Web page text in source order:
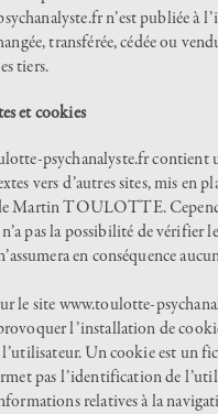
n’est publiée à
transférée, cédée ou
tiers.
et cookies
psychanalyste.fr contient
vers d’autres sites, mis en
Martin TOULOTTE.
pas la possibilité de vérifier le
en conséquence
le site www.toulotte-
l’installation de
Un cookie est un
pas l’identification de
relatives à la